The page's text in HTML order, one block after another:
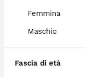
Femmina
Maschio
Fascia di età
base a fattori
Quanto
Australian